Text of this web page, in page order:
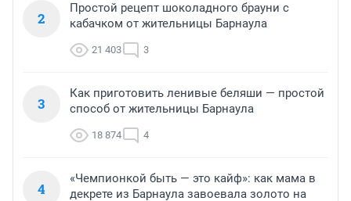
2
Простой рецепт шоколадного брауни с
кабачком от жительницы Барнаула
21 403 3
3
Как приготовить ленивые беляши — простой
способ от жительницы Барнаула
18 874 4
4
«Чемпионкой быть — это кайф»: как мама в
декрете из Барнаула завоевала золото на